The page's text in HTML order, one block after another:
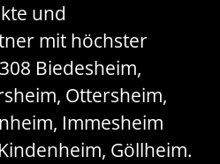
und
mit höchster
Biedesheim,
Ottersheim,
Immesheim
Göllheim.